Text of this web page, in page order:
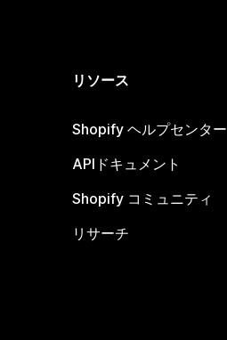
リソース
Shopify ヘルプセンター
APIドキュメント
Shopify コミュニティ
リサーチ